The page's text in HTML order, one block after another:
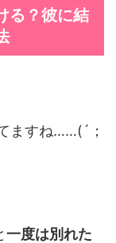
る？彼に結
ますね……(´；
一度は別れた